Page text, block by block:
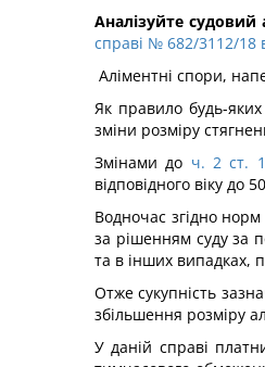
Аналізуйте судовий
справі № 682/3112/18
Аліментні спори,
Як правило будь-
зміни розміру
Змінами до ч. 2 ст.
відповідного віку до
Водночас згідно норм
за рішенням суду за
та в інших випадках,
Отже сукупність
збільшення розміру
У даній справі